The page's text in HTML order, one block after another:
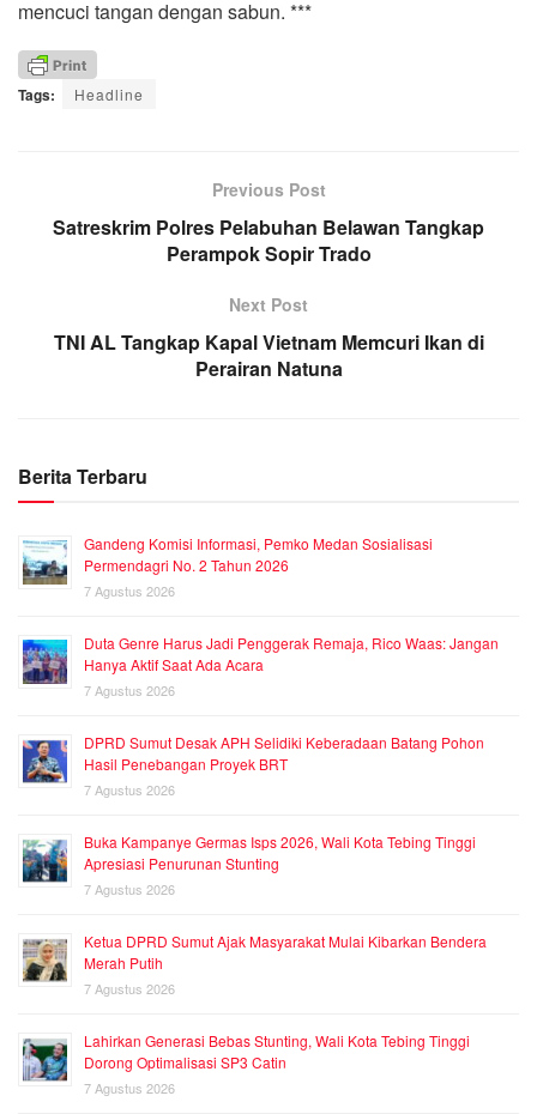
mencuci tangan dengan sabun. ***
Tags: Headline
Previous Post
Satreskrim Polres Pelabuhan Belawan Tangkap
Perampok Sopir Trado
Next Post
TNI AL Tangkap Kapal Vietnam Memcuri Ikan di
Perairan Natuna
Berita Terbaru
Gandeng Komisi Informasi, Pemko Medan Sosialisasi
Permendagri No. 2 Tahun 2026
7 Agustus 2026
Duta Genre Harus Jadi Penggerak Remaja, Rico Waas: Jangan
Hanya Aktif Saat Ada Acara
7 Agustus 2026
DPRD Sumut Desak APH Selidiki Keberadaan Batang Pohon
Hasil Penebangan Proyek BRT
7 Agustus 2026
Buka Kampanye Germas Isps 2026, Wali Kota Tebing Tinggi
Apresiasi Penurunan Stunting
7 Agustus 2026
Ketua DPRD Sumut Ajak Masyarakat Mulai Kibarkan Bendera
Merah Putih
7 Agustus 2026
Lahirkan Generasi Bebas Stunting, Wali Kota Tebing Tinggi
Dorong Optimalisasi SP3 Catin
7 Agustus 2026